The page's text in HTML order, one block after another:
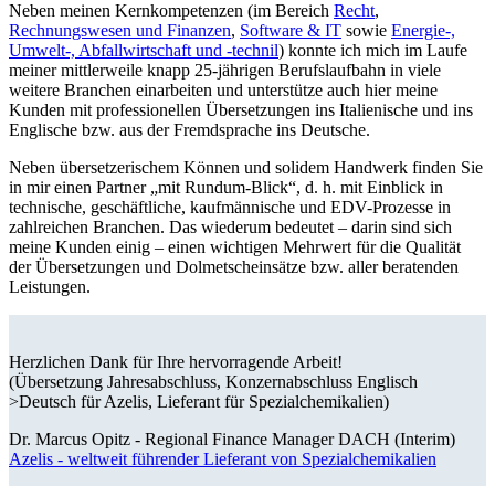
Neben meinen Kernkompetenzen (im Bereich Recht,
Rechnungswesen und Finanzen, Software & IT sowie Energie-,
Umwelt-, Abfallwirtschaft und -technil) konnte ich mich im Laufe
meiner mittlerweile knapp 25-jährigen Berufslaufbahn in viele
weitere Branchen einarbeiten und unterstütze auch hier meine
Kunden mit professionellen Übersetzungen ins Italienische und ins
Englische bzw. aus der Fremdsprache ins Deutsche.
Neben übersetzerischem Können und solidem Handwerk finden Sie
in mir einen Partner „mit Rundum-Blick“, d. h. mit Einblick in
technische, geschäftliche, kaufmännische und EDV-Prozesse in
zahlreichen Branchen. Das wiederum bedeutet – darin sind sich
meine Kunden einig – einen wichtigen Mehrwert für die Qualität
der Übersetzungen und Dolmetscheinsätze bzw. aller beratenden
Leistungen.
Herzlichen Dank für Ihre hervorragende Arbeit!
(Übersetzung Jahresabschluss, Konzernabschluss Englisch
>Deutsch für Azelis, Lieferant für Spezialchemikalien)
Dr. Marcus Opitz - Regional Finance Manager DACH (Interim)
Azelis - weltweit führender Lieferant von Spezialchemikalien